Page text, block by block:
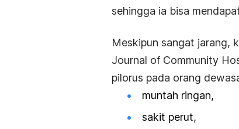
sehingga ia bisa
Meskipun sangat jarang,
Journal of Community
pilorus pada orang
muntah ringan,
sakit perut,